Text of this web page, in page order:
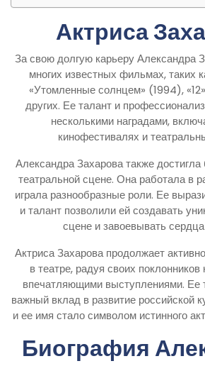
Актриса
За свою долгую карьеру Александра
многих известных фильмах, таких
«Утомленные солнцем» (1994),
других. Ее талант и
несколькими наградами,
кинофестивалях и
Александра Захарова также
театральной сцене. Она работала в
играла разнообразные роли. Ее
и талант позволили ей создавать
сцене и завоевывать
Актриса Захарова продолжает
в театре, радуя своих
впечатляющими выступлениями. Ее
важный вклад в развитие российской
и ее имя стало символом истинного
Биография